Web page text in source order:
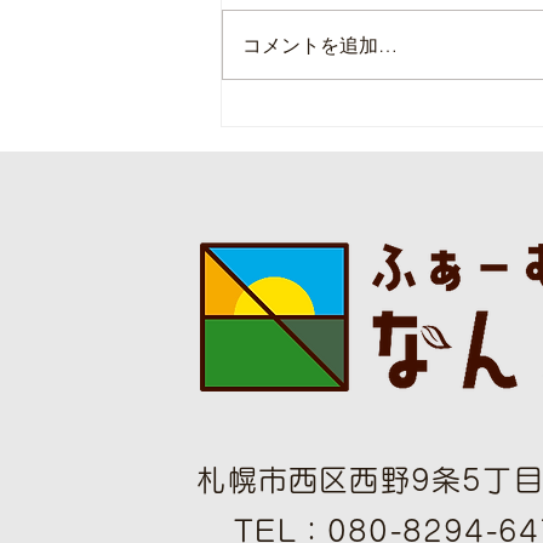
本日の直売所8月8日(土)
コメントを追加…
札幌市西区西野9条5丁
TEL：080-8294-